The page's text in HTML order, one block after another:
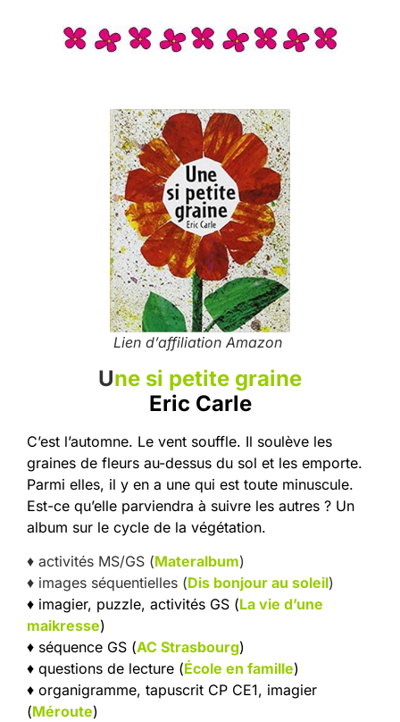
Lien d’affiliation Amazon
Une si petite graine
Eric Carle
C’est l’automne. Le vent souffle. Il soulève les
graines de fleurs au-dessus du sol et les emporte.
Parmi elles, il y en a une qui est toute minuscule.
Est-ce qu’elle parviendra à suivre les autres ? Un
album sur le cycle de la végétation.
♦ activités MS/GS (Materalbum)
♦ images séquentielles (Dis bonjour au soleil)
♦ imagier, puzzle, activités GS (La vie d’une
maikresse)
♦ séquence GS (AC Strasbourg)
♦ questions de lecture (École en famille)
♦ organigramme, tapuscrit CP CE1, imagier
(Méroute)